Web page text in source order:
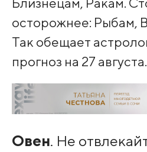
осторожнее: Рыбам,
Так обещает
прогноз на 27 августа.
Овен. Не